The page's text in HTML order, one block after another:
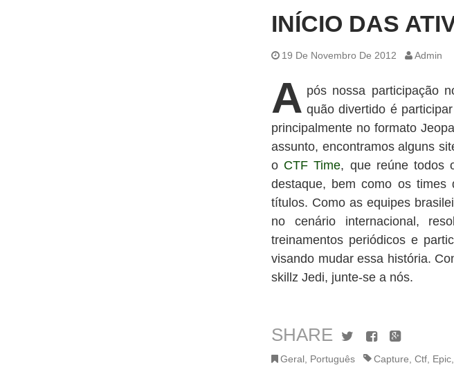
INÍCIO DAS
19 De Novembro De 2012 Admin
A pós nossa participação
quão divertido é
principalmente no formato
assunto, encontramos alguns
o CTF Time, que reúne todos
destaque, bem como os times
títulos. Como as equipes
no cenário internacional,
treinamentos periódicos e
visando mudar essa história.
skillz Jedi, junte-se a nós.
SHARE TwitterFacebook
Google+
Geral, Português Capture, Ctf, Epic,